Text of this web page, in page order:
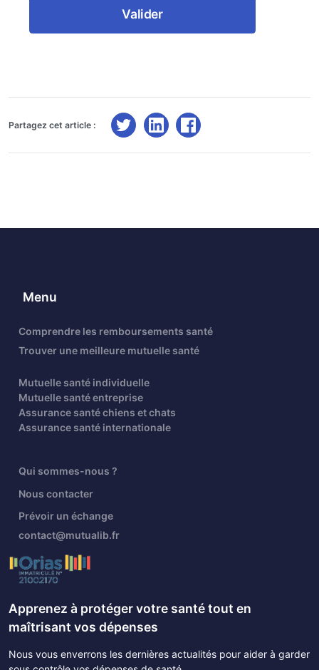
Valider
Partagez cet article :
Menu
Comprendre les remboursements santé
Trouver une meilleure mutuelle santé
Mutuelle santé individuelle
Mutuelle santé entreprise
Assurance santé chiens et chats
Assurance santé internationale
Qui sommes-nous ?
Nous contacter
Prévoir un échange
contact@mutualib.fr
Apprenez à protéger votre santé tout en
maîtrisant vos dépenses
Nous vous enverrons les dernières actualités pour aider à garder